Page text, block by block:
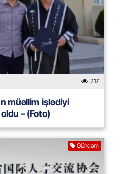
217
müəllim işlədiyi
– (Foto)
Gündəm